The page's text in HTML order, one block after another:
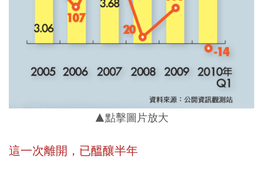
▲點擊圖片放大
這一次離開，已醞釀半年